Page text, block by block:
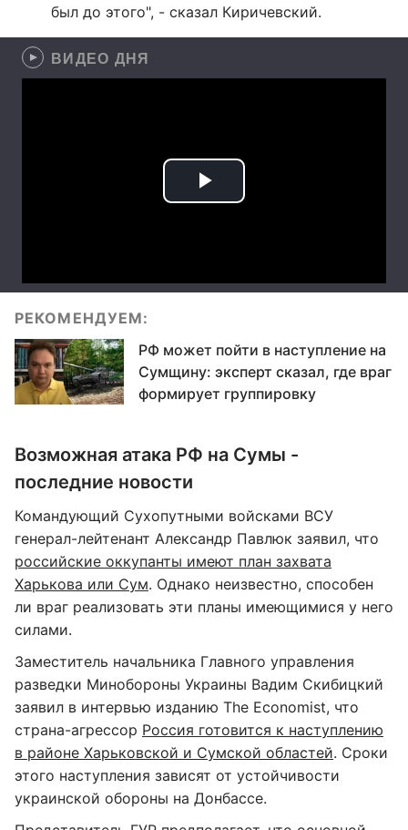
был до этого", - сказал Киричевский.
ВИДЕО ДНЯ
РЕКОМЕНДУЕМ:
РФ может пойти в наступление на
Сумщину: эксперт сказал, где враг
формирует группировку
Возможная атака РФ на Сумы -
последние новости
Командующий Сухопутными войсками ВСУ
генерал-лейтенант Александр Павлюк заявил, что
российские оккупанты имеют план захвата
Харькова или Сум. Однако неизвестно, способен
ли враг реализовать эти планы имеющимися у него
силами.
Заместитель начальника Главного управления
разведки Минобороны Украины Вадим Скибицкий
заявил в интервью изданию The Economist, что
страна-агрессор Россия готовится к наступлению
в районе Харьковской и Сумской областей. Сроки
этого наступления зависят от устойчивости
украинской обороны на Донбассе.